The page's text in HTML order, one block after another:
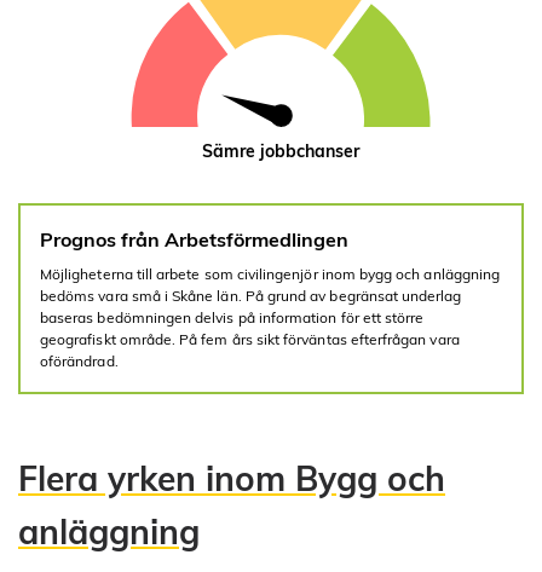
Sämre jobbchanser
Prognos från Arbetsförmedlingen
Möjligheterna till arbete som civilingenjör inom bygg och anläggning
bedöms vara små i Skåne län. På grund av begränsat underlag
baseras bedömningen delvis på information för ett större
geografiskt område. På fem års sikt förväntas efterfrågan vara
oförändrad.
Flera yrken inom Bygg och
anläggning